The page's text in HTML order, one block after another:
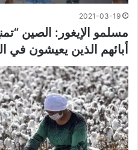
2021-03-19
مسلمو الإيغور: الصين
أبائهم الذين يعيشون في